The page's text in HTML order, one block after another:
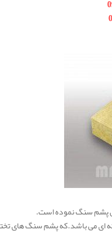
پشم سنگ نموده است.
می باشد.که پشم سنگ های